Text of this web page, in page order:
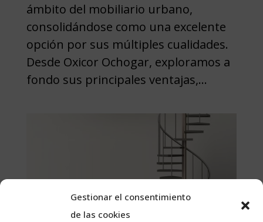
Gestionar el consentimiento
de las cookies
ámbito del mobiliario urbano,
consolidándose como una excelente
opción por sus múltiples cualidades.
Desde Oxicor Ochogar, exploramos a
fondo sus principales ventajas,...